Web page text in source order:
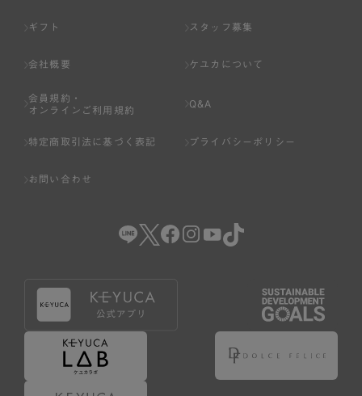
ギフト スタッフ募集
会社概要 ケユカについて
会員規約・
オンラインご利用規約
Q&A
特定商取引法に基づく表記 プライバシーポリシー
お問い合わせ